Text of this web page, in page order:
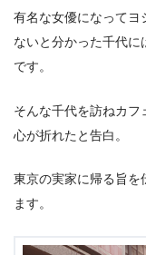
有名な女優になってヨ
ないと分かった千代
です。
そんな千代を訪ねカフ
心が折れたと告白。
東京の実家に帰る旨を
ます。